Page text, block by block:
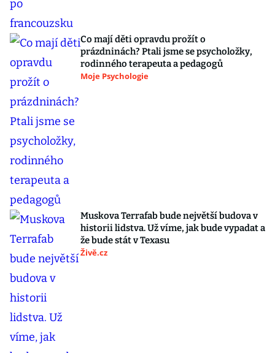
Co mají děti opravdu prožít o
prázdninách? Ptali jsme se psycholožky,
rodinného terapeuta a pedagogů
Moje Psychologie
Muskova Terrafab bude největší budova v
historii lidstva. Už víme, jak bude vypadat a
že bude stát v Texasu
Živě.cz